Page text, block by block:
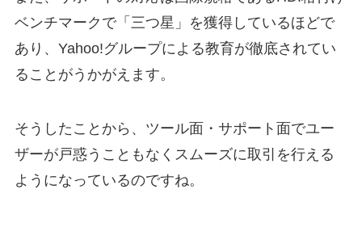
ベンチマークで「三つ星」を獲得しているほどで
あり、Yahoo!グループによる教育が徹底されてい
ることがうかがえます。
そうしたことから、ツール面・サポート面でユー
ザーが戸惑うこともなくスムーズに取引を行える
ようになっているのですね。